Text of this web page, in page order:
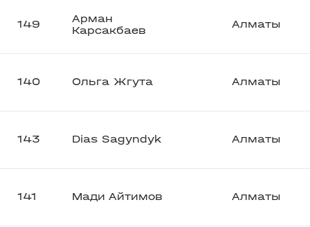
149
Арман
Карсакбаев
Алматы
140 Ольга Жгута Алматы
143 Dias Sagyndyk Алматы
141 Мади Айтимов Алматы